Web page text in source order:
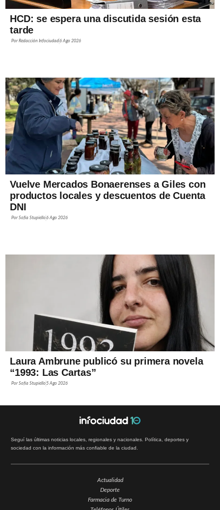
HCD: se espera una discutida sesión esta
tarde
PorRedacción Infociudad6 Ago 2026
Vuelve Mercados Bonaerenses a Giles con
productos locales y descuentos de Cuenta
DNI
PorSofía Stupiello6 Ago 2026
Laura Ambrune publicó su primera novela
“1993: Las Cartas”
PorSofía Stupiello 5 Ago 2026
Seguí las últimas noticias locales, regionales y nacionales. Política, deportes y
sociedad con la información más confiable de la ciudad.
Actualidad
Deporte
Farmacia de Turno